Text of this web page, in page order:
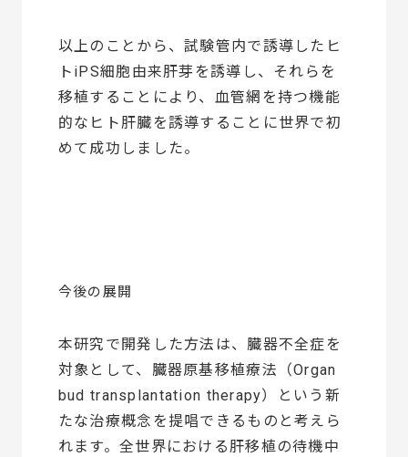
以上のことから、試験管内で誘導したヒ
トiPS細胞由来肝芽を誘導し、それらを
移植することにより、血管網を持つ機能
的なヒト肝臓を誘導することに世界で初
めて成功しました。
今後の展開
本研究で開発した方法は、臓器不全症を
対象として、臓器原基移植療法（Organ
bud transplantation therapy）という新
たな治療概念を提唱できるものと考えら
れます。全世界における肝移植の待機中